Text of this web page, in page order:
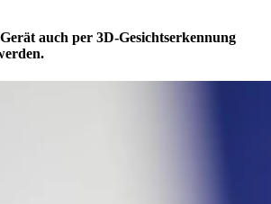
auch per 3D-Gesichtserkennung